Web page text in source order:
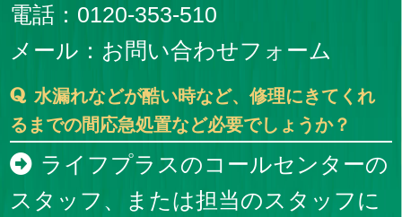
電話：0120-353-510
メール： お問い合わせフォーム
水漏れなどが酷い時など、修理にきてくれ
るまでの間応急処置など必要でしょうか？
ライフプラスのコールセンターの
スタッフ、または担当のスタッフに